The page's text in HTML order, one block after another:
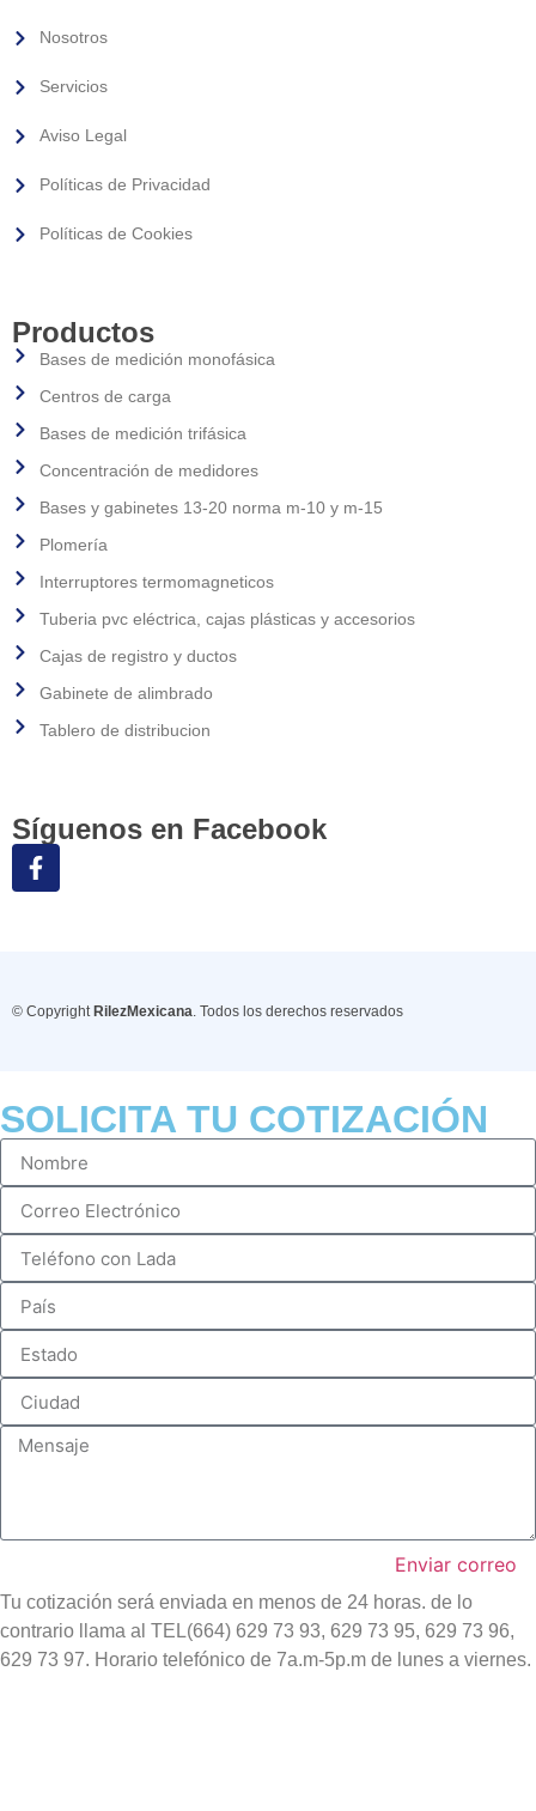
Nosotros
Servicios
Aviso Legal
Políticas de Privacidad
Políticas de Cookies
Productos
Bases de medición monofásica
Centros de carga
Bases de medición trifásica
Concentración de medidores
Bases y gabinetes 13-20 norma m-10 y m-15
Plomería
Interruptores termomagneticos
Tuberia pvc eléctrica, cajas plásticas y accesorios
Cajas de registro y ductos
Gabinete de alimbrado
Tablero de distribucion
Síguenos en Facebook
© Copyright RilezMexicana. Todos los derechos reservados
SOLICITA TU COTIZACIÓN
Enviar correo
Tu cotización será enviada en menos de 24 horas. de lo
contrario llama al TEL(664) 629 73 93, 629 73 95, 629 73 96,
629 73 97. Horario telefónico de 7a.m-5p.m de lunes a viernes.